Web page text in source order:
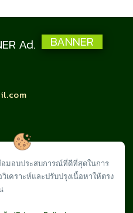
Ad. BANNER
อมอบประสบการณ์ที่ดีที่สุดในการ
เคราะห์และปรับปรุงเนื้อหาให้ตรง